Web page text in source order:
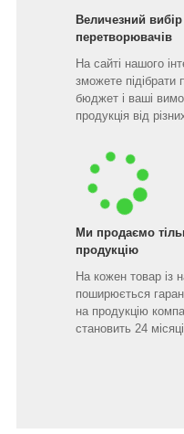
Величезний
перетворювачів
На сайті нашого
зможете
бюджет і ваші
продукція від
Ми продаємо
продукцію
На кожен товар із
поширюється
на продукцію
становить 24 місяці.